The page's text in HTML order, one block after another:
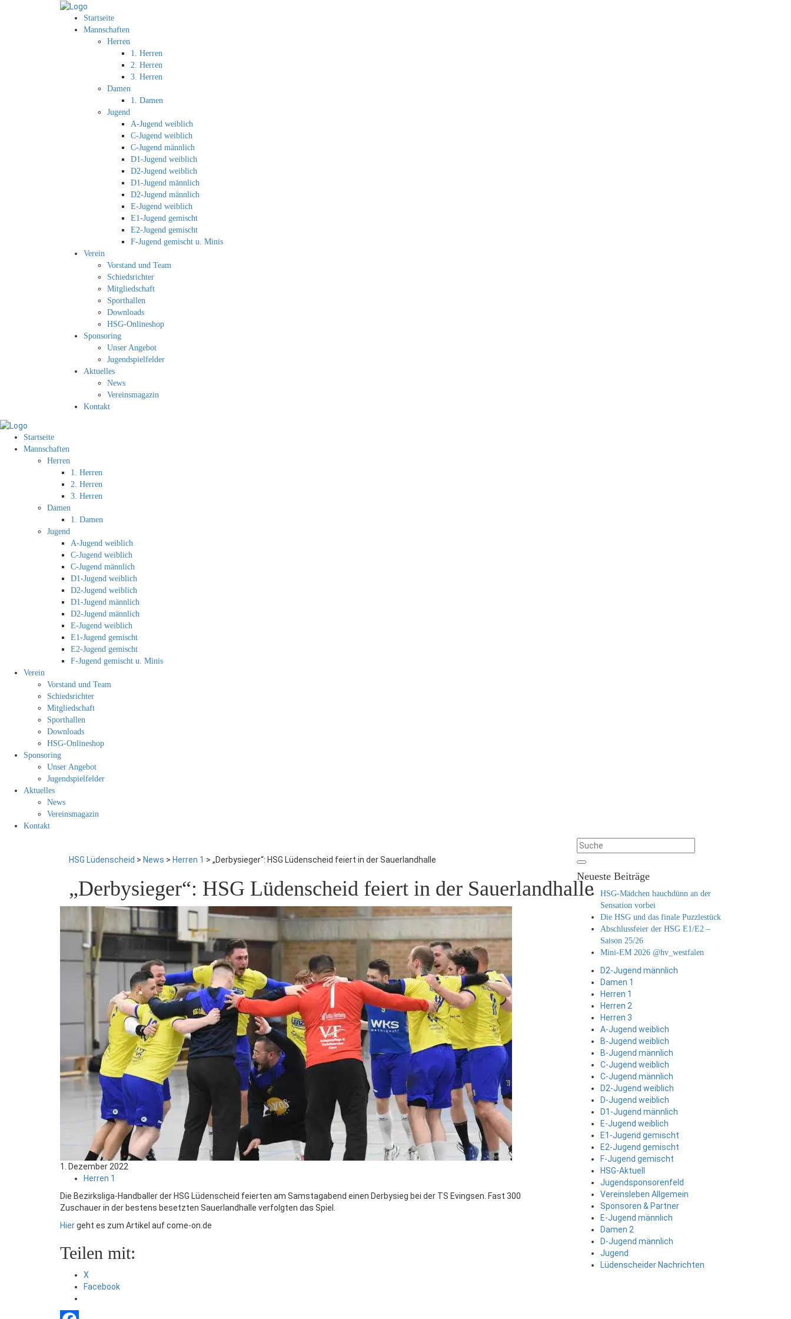
Startseite
Mannschaften
Herren
1. Herren
2. Herren
3. Herren
Damen
1. Damen
Jugend
A-Jugend weiblich
C-Jugend weiblich
C-Jugend männlich
D1-Jugend weiblich
D2-Jugend weiblich
D1-Jugend männlich
D2-Jugend männlich
E-Jugend weiblich
E1-Jugend gemischt
E2-Jugend gemischt
F-Jugend gemischt u. Minis
Verein
Vorstand und Team
Schiedsrichter
Mitgliedschaft
Sporthallen
Downloads
HSG-Onlineshop
Sponsoring
Unser Angebot
Jugendspielfelder
Aktuelles
News
Vereinsmagazin
Kontakt
Startseite
Mannschaften
Herren
1. Herren
2. Herren
3. Herren
Damen
1. Damen
Jugend
A-Jugend weiblich
C-Jugend weiblich
C-Jugend männlich
D1-Jugend weiblich
D2-Jugend weiblich
D1-Jugend männlich
D2-Jugend männlich
E-Jugend weiblich
E1-Jugend gemischt
E2-Jugend gemischt
F-Jugend gemischt u. Minis
Verein
Vorstand und Team
Schiedsrichter
Mitgliedschaft
Sporthallen
Downloads
HSG-Onlineshop
Sponsoring
Unser Angebot
Jugendspielfelder
Aktuelles
News
Vereinsmagazin
Kontakt
HSG Lüdenscheid > News > Herren 1 > „Derbysieger“: HSG Lüdenscheid feiert in der Sauerlandhalle
„Derbysieger“: HSG Lüdenscheid feiert in der Sauerlandhalle
1. Dezember 2022
Herren 1
Die Bezirksliga-Handballer der HSG Lüdenscheid feierten am Samstagabend einen Derbysieg bei der TS Evingsen. Fast 300
Zuschauer in der bestens besetzten Sauerlandhalle verfolgten das Spiel.
Hiergeht es zum Artikel auf come-on.de
Teilen mit:
X
Facebook
Neueste Beiträge
HSG-Mädchen hauchdünn an der
Sensation vorbei
Die HSG und das finale Puzzlestück
Abschlussfeier der HSG E1/E2 –
Saison 25/26
Mini-EM 2026 @hv_westfalen
D2-Jugend männlich
Damen 1
Herren 1
Herren 2
Herren 3
A-Jugend weiblich
B-Jugend weiblich
B-Jugend männlich
C-Jugend weiblich
C-Jugend männlich
D2-Jugend weiblich
D-Jugend weiblich
D1-Jugend männlich
E-Jugend weiblich
E1-Jugend gemischt
E2-Jugend gemischt
F-Jugend gemischt
HSG-Aktuell
Jugendsponsorenfeld
Vereinsleben Allgemein
Sponsoren & Partner
E-Jugend männlich
Damen 2
D-Jugend männlich
Jugend
Lüdenscheider Nachrichten